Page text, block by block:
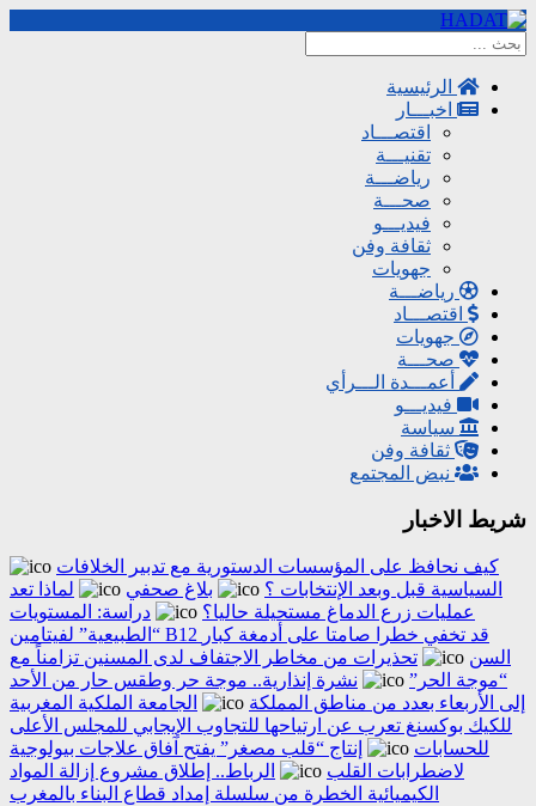
الرئيسية
اخبـــار
اقتصـــاد
تقنيـــة
رياضـــة
صحـــة
فيديـــو
ثقافة وفن
جهويات
رياضـــة
اقتصـــاد
جهويات
صحـــة
أعمـــدة الـــرأي
فيديـــو
سياسة
ثقافة وفن
نبض المجتمع
شريط الاخبار
كيف نحافظ على المؤسسات الدستورية مع تدبير الخلافات
السياسية قبل وبعد الإنتخابات ؟
بلاغ صحفي
لماذا تعد
عمليات زرع الدماغ مستحيلة حاليا؟
دراسة: المستويات
“الطبيعية” لفيتامين B12 قد تخفي خطرا صامتا على أدمغة كبار
السن
تحذيرات من مخاطر الاجتفاف لدى المسنين تزامناً مع
“موجة الحر”
نشرة إنذارية.. موجة حر وطقس حار من الأحد
إلى الأربعاء بعدد من مناطق المملكة
الجامعة الملكية المغربية
للكيك بوكسنغ تعرب عن ارتياحها للتجاوب الإيجابي للمجلس الأعلى
للحسابات
إنتاج “قلب مصغر” يفتح آفاق علاجات بيولوجية
لاضطرابات القلب
الرباط.. إطلاق مشروع إزالة المواد
الكيميائية الخطرة من سلسلة إمداد قطاع البناء بالمغرب